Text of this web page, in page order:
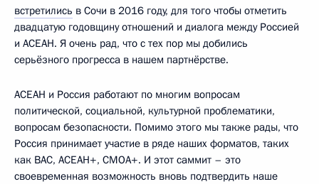
встретились в Сочи в 2016 году, для того чтобы отметить
двадцатую годовщину отношений и диалога между Россией
и АСЕАН. Я очень рад, что с тех пор мы добились
серьёзного прогресса в нашем партнёрстве.
АСЕАН и Россия работают по многим вопросам
политической, социальной, культурной проблематики,
вопросам безопасности. Помимо этого мы также рады, что
Россия принимает участие в ряде наших форматов, таких
как ВАС, АСЕАН+, СМОА+. И этот саммит – это
своевременная возможность вновь подтвердить наше